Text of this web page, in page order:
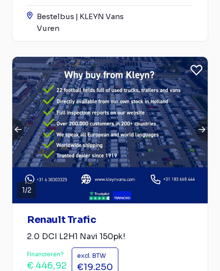
Bestelbus | KLEYN Vans
Vuren
1/2
Renault Trafic
2.0 DCI L2H1 Navi 150pk!
Financieren?
€ 446,92
excl. BTW
€19.250